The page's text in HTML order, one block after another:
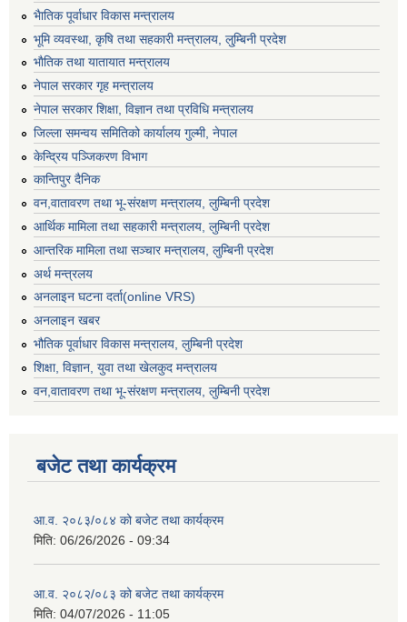
भैातिक पूर्वाधार विकास मन्त्रालय
भूमि व्यवस्था, कृषि तथा सहकारी मन्त्रालय, लु्म्बिनी प्रदेश
भाैतिक तथा यातायात मन्त्रालय
नेपाल सरकार गृह मन्त्रालय
नेपाल सरकार शिक्षा, विज्ञान तथा प्रविधि मन्त्रालय
जिल्ला समन्वय समितिको कार्यालय गुल्मी, नेपाल
केन्द्रिय पञ्जिकरण विभाग
कान्तिपुर दैनिक
वन,वातावरण तथा भू-संरक्षण मन्त्रालय, लुम्बिनी प्रदेश
आर्थिक मामिला तथा सहकारी मन्त्रालय, लुम्बिनी प्रदेश
आन्तरिक मामिला तथा सञ्चार मन्त्रालय, लुम्बिनी प्रदेश
अर्थ मन्त्रलय
अनलाइन घटना दर्ता(online VRS)
अनलाइन खबर
भौतिक पूर्वाधार विकास मन्त्रालय, लुम्बिनी प्रदेश
शिक्षा, विज्ञान, युवा तथा खेलकुद मन्‍‍त्रालय
वन,वातावरण तथा भू-संरक्षण मन्त्रालय, लुम्बिनी प्रदेश
बजेट तथा कार्यक्रम
आ.व. २०८३/०८४ को बजेट तथा कार्यक्रम
मिति: 06/26/2026 - 09:34
आ.व. २०८२/०८३ को बजेट तथा कार्यक्रम
मिति: 04/07/2026 - 11:05